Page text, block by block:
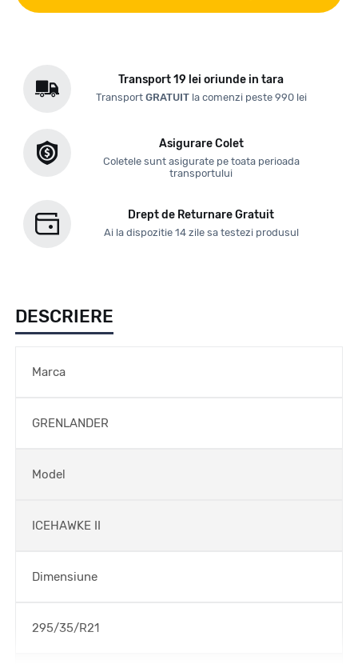
Transport 19 lei oriunde in tara
Transport GRATUITla comenzi peste 990 lei
Asigurare Colet
Coletele sunt asigurate pe toata perioada
transportului
Drept de Returnare Gratuit
Ai la dispozitie 14 zile sa testezi produsul
DESCRIERE
Marca
GRENLANDER
Model
ICEHAWKE II
Dimensiune
295/35/R21